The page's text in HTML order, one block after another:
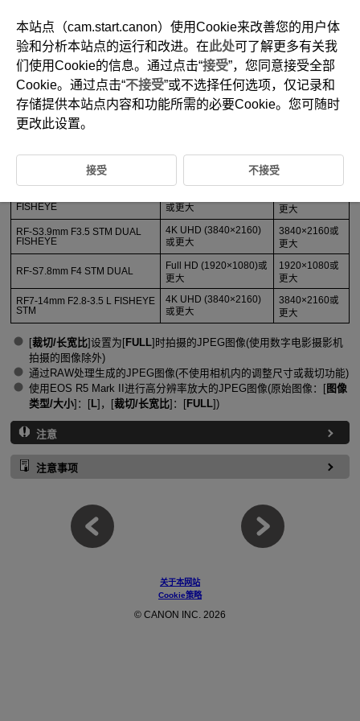
D223-006
支持的剪辑
镜头
FISHEYE
或更大
更大
RF-S3.9mm F3.5 STM DUAL
FISHEYE
4K UHD (3840×2160)
或更大
3840×2160或
更大
RF-S7.8mm F4 STM DUAL
Full HD (1920×1080)或
更大
1920×1080或
更大
RF7-14mm F2.8-3.5 L FISHEYE
STM
4K UHD (3840×2160)
或更大
3840×2160或
更大
[裁切/长宽比]设置为[FULL]时拍摄的JPEG图像(使用数字电影摄影机
拍摄的图像除外)
通过RAW处理生成的JPEG图像(不使用相机内的调整尺寸或裁切功能)
使用EOS R5 Mark II进行高分辨率放大的JPEG图像(原始图像：[图像
类型/大小]：[L]，[裁切/长宽比]：[FULL])
注意
注意事项
关于本网站
Cookie策略
© CANON INC. 2026
本站点（cam.start.canon）使用Cookie来改善您的用户体
验和分析本站点的运行和改进。在此处可了解更多有关我
们使用Cookie的信息。通过点击“接受”，您同意接受全部
Cookie。通过点击“不接受”或不选择任何选项，仅记录和
存储提供本站点内容和功能所需的必要Cookie。您可随时
更改此设置。
接受 不接受